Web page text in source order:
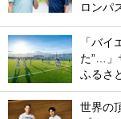
ロンパ
「バイ
た”…」
ふるさ
世界の